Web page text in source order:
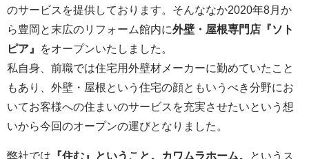
のサービスを提供しております。そんななか2020年8月か
ら豊岡と末広のリフォーム館内に外壁・屋根専門店『ソト
ピア』
をオープンいたしました。
私自身、前職では住宅用外壁材メーカーに勤めていたこと
もあり、外壁・屋根という住宅の顔ともいうべき分野にお
いてお客様への住まいのサービスを充実させたいという想
いから今回のオープンの運びとなりました。
弊社では 『住む』ということ。カワムラホーム。
というス